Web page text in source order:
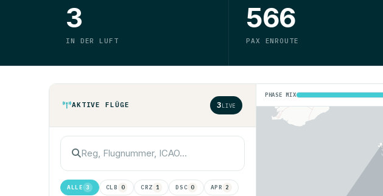
3
IN DER LUFT
566
PAX ENROUTE
AKTIVE FLÜGE 3LIVE
ALLE 3 CLB 0 CRZ 1 DSC 0 APR 2
PHASE MIX